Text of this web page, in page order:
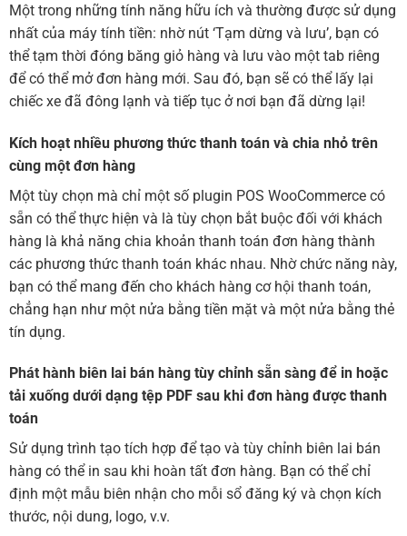
Một trong những tính năng hữu ích và thường được sử dụng
nhất của máy tính tiền: nhờ nút ‘Tạm dừng và lưu’, bạn có
thể tạm thời đóng băng giỏ hàng và lưu vào một tab riêng
để có thể mở đơn hàng mới. Sau đó, bạn sẽ có thể lấy lại
chiếc xe đã đông lạnh và tiếp tục ở nơi bạn đã dừng lại!
Kích hoạt nhiều phương thức thanh toán và chia nhỏ trên
cùng một đơn hàng
Một tùy chọn mà chỉ một số plugin POS WooCommerce có
sẵn có thể thực hiện và là tùy chọn bắt buộc đối với khách
hàng là khả năng chia khoản thanh toán đơn hàng thành
các phương thức thanh toán khác nhau. Nhờ chức năng này,
bạn có thể mang đến cho khách hàng cơ hội thanh toán,
chẳng hạn như một nửa bằng tiền mặt và một nửa bằng thẻ
tín dụng.
Phát hành biên lai bán hàng tùy chỉnh sẵn sàng để in hoặc
tải xuống dưới dạng tệp PDF sau khi đơn hàng được thanh
toán
Sử dụng trình tạo tích hợp để tạo và tùy chỉnh biên lai bán
hàng có thể in sau khi hoàn tất đơn hàng. Bạn có thể chỉ
định một mẫu biên nhận cho mỗi sổ đăng ký và chọn kích
thước, nội dung, logo, v.v.